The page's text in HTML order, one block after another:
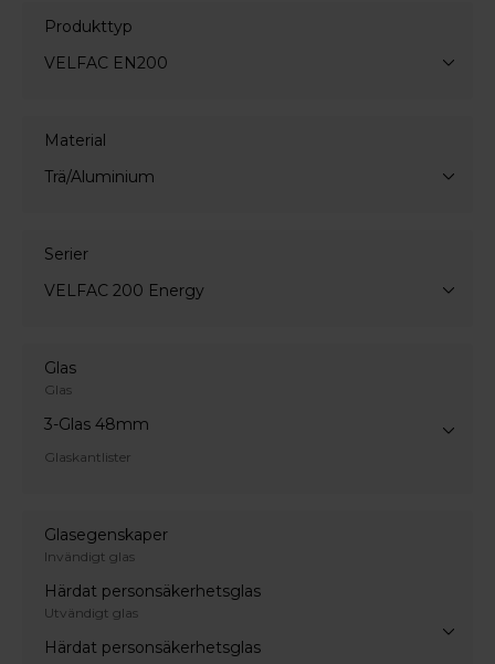
Produkttyp
VELFAC EN200
Material
Trä/Aluminium
Serier
VELFAC 200 Energy
Glas
Glas
3-Glas 48mm
Glaskantlister
Glasegenskaper
Invändigt glas
Härdat personsäkerhetsglas
Utvändigt glas
Härdat personsäkerhetsglas